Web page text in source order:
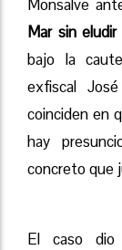
Monsalve
Mar sin
bajo la
exfiscal
coinciden en
hay
concreto que
El caso dio